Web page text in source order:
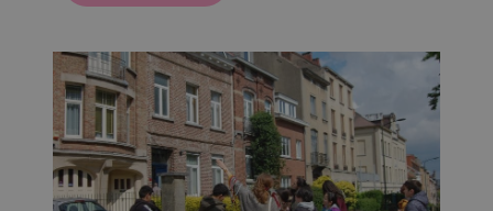
Bruegels
in
Brussel